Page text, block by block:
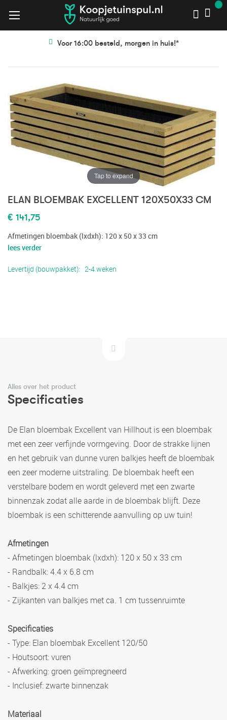
Voor 16:00 besteld, morgen in huis!*
ELAN BLOEMBAK EXCELLENT 120X50X33 CM
€ 141,75
Afmetingen bloembak (lxdxh): 120 x 50 x 33 cm
lees verder
Levertijd (bouwpakket) 2-4 weken
naar
het
einde
van
de
afbeeldingen-
naar
het
begin
van
de
afbeeldingen-
Tap to expand
Alles over het product
Specificaties
De Elan bloembak Excellent van Hillhout is een bloembak
met een zeer verfijnde vormgeving. Door de strakke lijnen
en het gebruik van dunne vuren balkjes heeft de bloembak
een zeer moderne uitstraling. De bloembak heeft een
verstelbare bodem en wordt geleverd met een zwarte
binnenzak zodat alle aarde in de bloembak blijft. Deze
bloembak is een schitterende aanvulling op uw tuin!
Afmetingen
- Afmetingen bloembak (lxdxh): 120 x 50 x 33 cm
- Randbalk: 4.4 x 6.8 cm
- Balkjes: 2 x 4.4 cm
- Zijkanten van balkjes met ca. 1 cm tussenruimte
Specificaties
- Type: Elan bloembak Excellent 120/50
- Houtsoort: vuren
- Afwerking: groen geïmpregneerd
- Inclusief: zwarte binnenzak
Materiaal